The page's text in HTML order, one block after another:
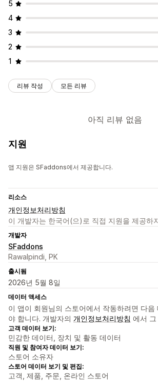
5
4
3
2
1
리뷰 작성 모든 리뷰
아직 리뷰 없음
지원
앱 지원은 SFaddons에서 제공합니다.
리소스
개인정보처리방침
이 개발자는 한국어(으)로 직접 지원을 제공하
개발자
SFaddons
Rawalpindi, PK
출시됨
2026년 5월 8일
데이터 액세스
이 앱이 회원님의 스토어에서 작동하려면 다음
야 합니다. 개발자의 개인정보처리방침 에서
고객 데이터 보기:
민감한 데이터, 장치 및 활동 데이터
직원 및 참여자 데이터 보기:
스토어 소유자
스토어 데이터 보기 및 편집:
고객, 제품, 주문, 온라인 스토어